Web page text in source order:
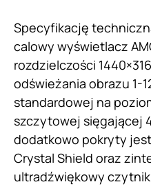
Specyfikację
calowy wyświetlacz
rozdzielczości
odświeżania obrazu 1-
standardowej na
szczytowej sięgającej
dodatkowo pokryty
Crystal Shield oraz
ultradźwiękowy